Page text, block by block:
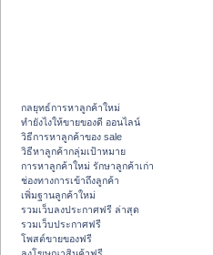
กลยุทธ์การหาลูกค้าใหม่
ทํายังไงให้ขายของดี ออนไลน์
วิธีการหาลูกค้าของ sale
วิธีหาลูกค้ากลุ่มเป้าหมาย
การหาลูกค้าใหม่ รักษาลูกค้าเก่า
ช่องทางการเข้าถึงลูกค้า
เพิ่มฐานลูกค้าใหม่
รวมเว็บลงประกาศฟรี ล่าสุด
รวมเว็บประกาศฟรี
โพสต์ขายของฟรี